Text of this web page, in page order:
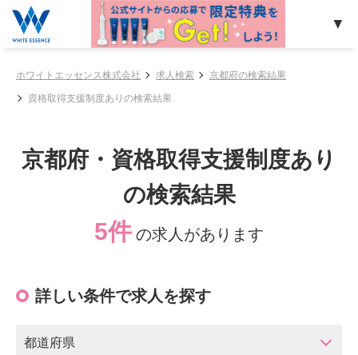
ホワイトエッセンス株式会社 求人検索 京都府の検索結果
資格取得支援制度ありの検索結果
京都府・資格取得支援制度あり
の検索結果
5件 の求人があります
詳しい条件で求人を探す
都道府県